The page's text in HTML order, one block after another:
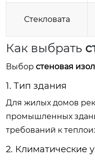
Стекловата
Как выбрать
Выбор стеновая
1. Тип здания
Для жилых домов
промышленных
требований к
2. Климатические